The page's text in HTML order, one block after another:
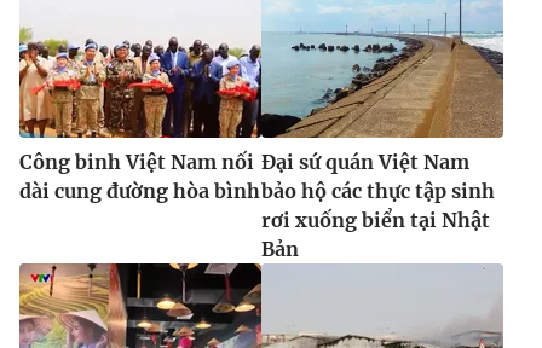
® Cấm sao chép dưới mọi hình thức nếu không có sự chấp
thuận bằng văn bản. Ghi rõ nguồn VTV.vn khi phát hành lại
thông tin từ website này.
Công binh Việt Nam nối
dài cung đường hòa bình
Đại sứ quán Việt Nam
bảo hộ các thực tập sinh
rơi xuống biển tại Nhật
Bản